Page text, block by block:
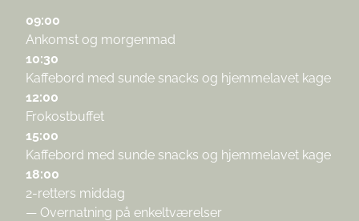
09:00
Ankomst og morgenmad
10:30
Kaffebord med sunde snacks og hjemmelavet kage
12:00
Frokostbuffet
15:00
Kaffebord med sunde snacks og hjemmelavet kage
18:00
2-retters middag
— Overnatning på enkeltværelser